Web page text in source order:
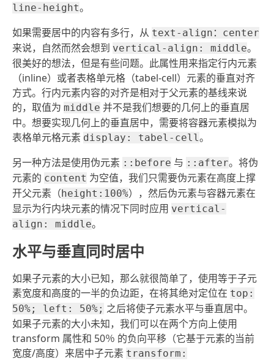
line-height。
如果需要居中的内容有多行，从 text-align：center
来说，自然而然会想到 vertical-align: middle。
很美好的想法，但是有些问题。此属性用来指定行内元素
（inline）或者表格单元格（tabel-cell）元素的垂直对齐
方式。行内元素内容的对齐是相对于父元素的基线来说
的，取值为 middle 并不是我们想要的几何上的垂直居
中。想要实现几何上的垂直居中，需要将容器元素模拟为
表格单元格元素 display: tabel-cell。
另一种方法是使用伪元素 ::before 与 ::after。将伪
元素的 content 为空值，我们只需要伪元素在高度上撑
开父元素（ height:100%），然后伪元素与容器元素在
显示为行内块元素的情况下同时应用 vertical-
align: middle。
水平与垂直同时居中
如果子元素的大小已知，那么就很简单了，使用等于子元
素宽度和高度的一半的负边距，在将其绝对定位在 top:
50%; left: 50%; 之后将使子元素水平与垂直居中。
如果子元素的大小未知，我们可以在两个方向上使用
transform 属性和 50％ 的负向平移（它基于元素的当前
宽度/高度）来居中子元素 transform: